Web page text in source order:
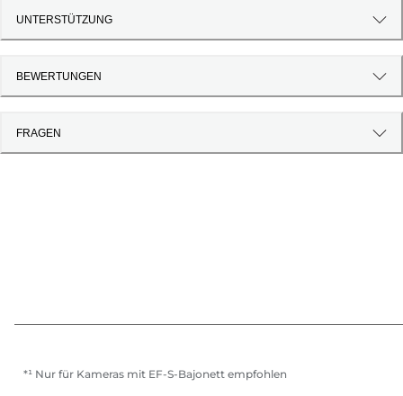
UNTERSTÜTZUNG
BEWERTUNGEN
FRAGEN
*¹ Nur für Kameras mit EF-S-Bajonett empfohlen